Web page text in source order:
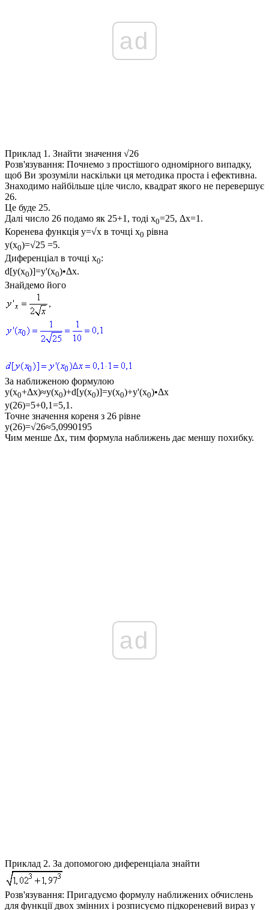
ad
Приклад 1. Знайти значення √26
Розв'язування: Почнемо з простішого одномірного випадку,
щоб Ви зрозуміли наскільки ця методика проста і ефективна.
Знаходимо найбільше ціле число, квадрат якого не перевершує
26.
Це буде 25.
Далі число 26 подамо як 25+1, тоді x0=25, Δx=1 .
Коренева функція y=√x в точці х0 рівна
y(x0)=√25 =5.
Диференціал в точці x0:
d[y(x0)]=y'(x0)•Δx.
Знайдемо його
За наближеною формулою
y(x0+Δx)≈y(x0)+d[y(x0)]=y(x0)+y'(x0)•Δx
y(26)=5+0,1=5,1.
Точне значення кореня з 26 рівне
y(26)=√26≈5,0990195
Чим менше Δx, тим формула наближень дає меншу похибку.
ad
Приклад 2. За допомогою диференціала знайти
Розв'язування: Пригадуємо формулу наближених обчислень
для функції двох змінних і розписуємо підкореневий вираз у